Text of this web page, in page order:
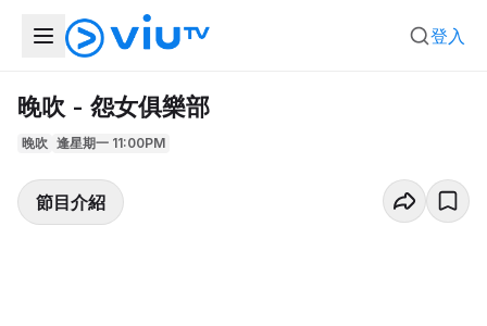
登入
晚吹 - 怨女俱樂部
晚吹 逢星期一 11:00PM
節目介紹